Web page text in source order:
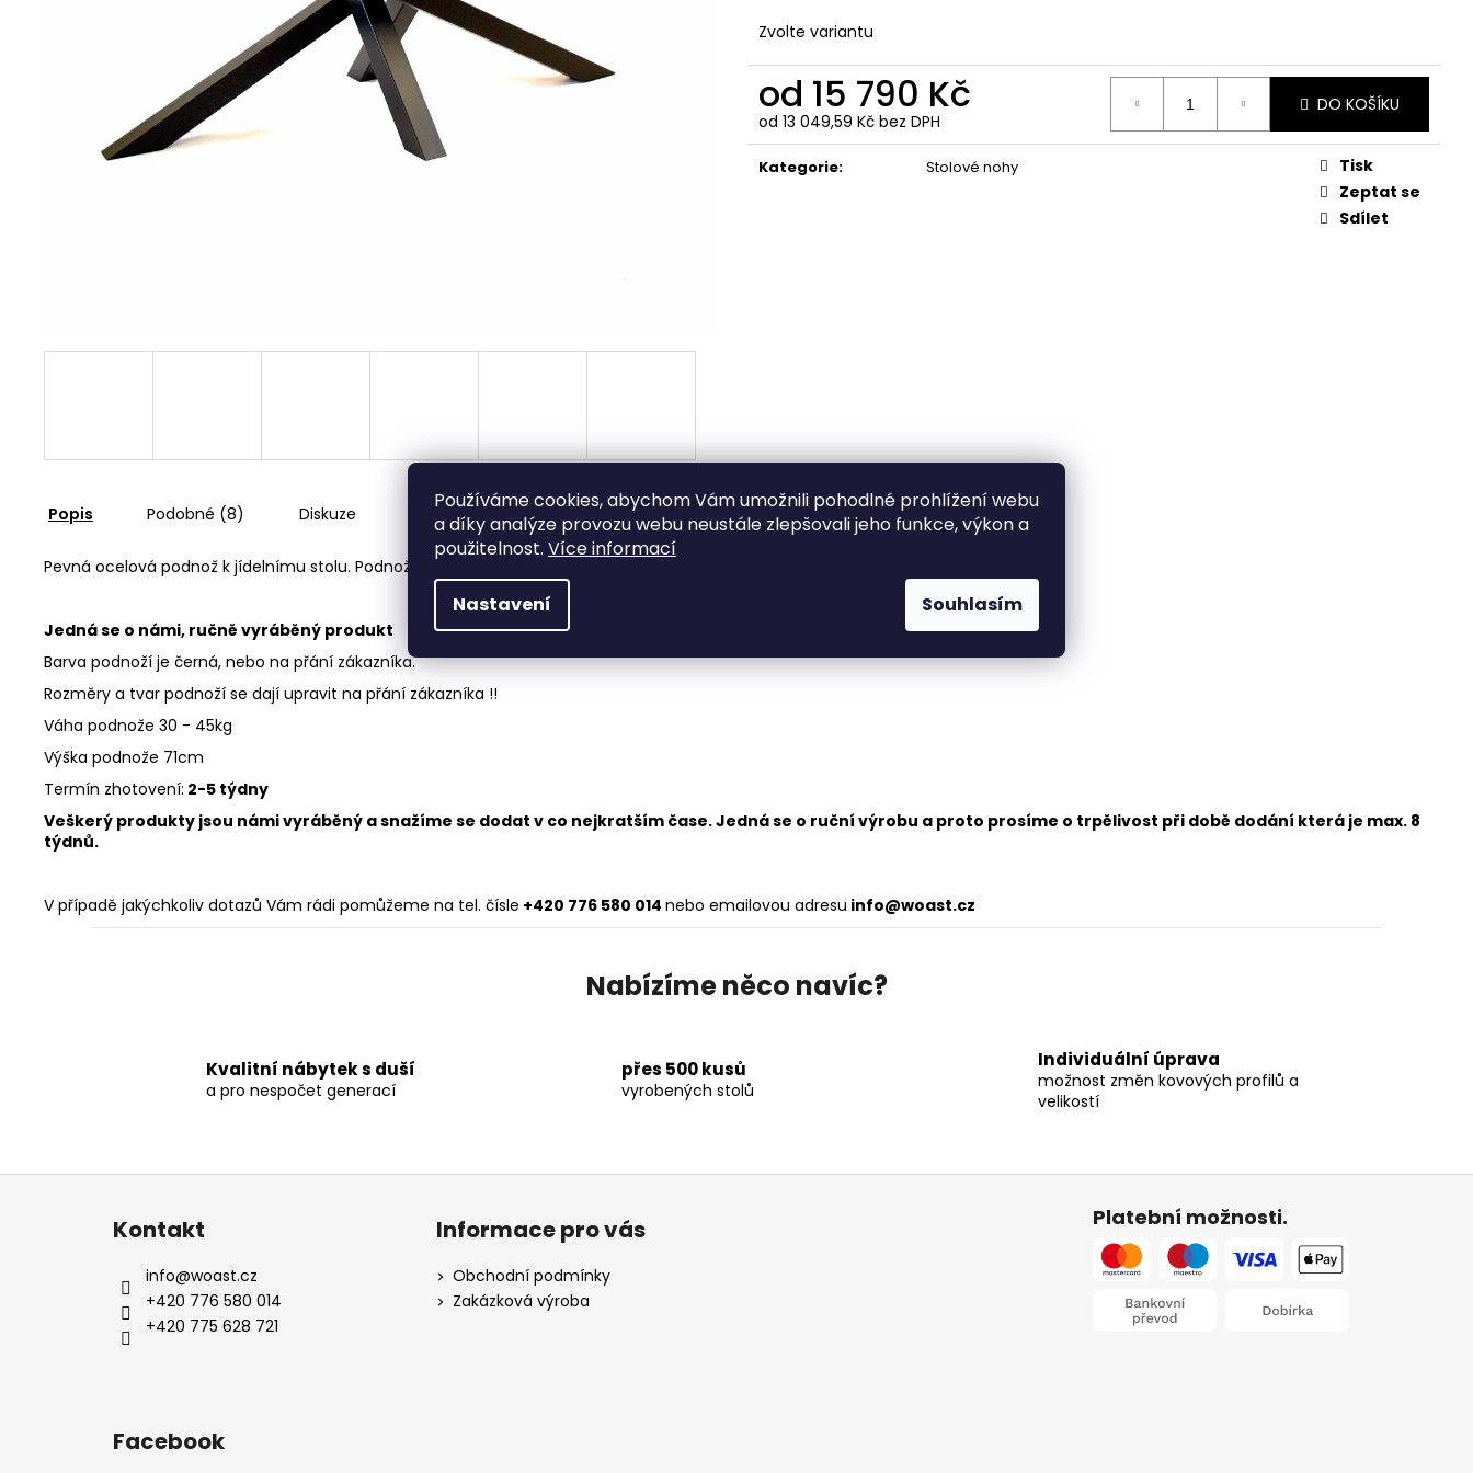
Používáme cookies, abychom Vám umožnili pohodlné prohlížení webu
a díky analýze provozu webu neustále zlepšovali jeho funkce, výkon a
použitelnost. Více informací
Nastavení Souhlasím
Zvolte variantu
od 15 790 Kč
od 13 049,59 Kč bez DPH
Měrná
cena:
DO KOŠÍKU
Kategorie: Stolové nohy
Tisk
Zeptat se
Sdílet
Popis Podobné (8) Diskuze
Pevná ocelová podnož k jídelnímu stolu. Podnož je poctivě svařená z ocelových profilů. Lakována vypalovacím lakem.
Jedná se o námi, ručně vyráběný produkt
Barva podnoží je černá, nebo na přání zákazníka.
Rozměry a tvar podnoží se dají upravit na přání zákazníka !!
Váha podnože 30 - 45kg
Výška podnože 71cm
Termín zhotovení: 2-5 týdny
Veškerý produkty jsou námi vyráběný a snažíme se dodat v co nejkratším čase. Jedná se o ruční výrobu a proto prosíme o trpělivost při době dodání která je max. 8
týdnů.
V případě jakýchkoliv dotazů Vám rádi pomůžeme na tel. čísle +420 776 580 014 nebo emailovou adresu info@woast.cz
Nabízíme něco navíc?
Kvalitní nábytek s duší
a pro nespočet generací
přes 500 kusů
vyrobených stolů
Individuální úprava
možnost změn kovových profilů a
velikostí
Z
Kontakt
info@woast.cz
+420 776 580 014
+420 775 628 721
Informace pro vás
Obchodní podmínky
Zakázková výroba
Platební možnosti.
Facebook